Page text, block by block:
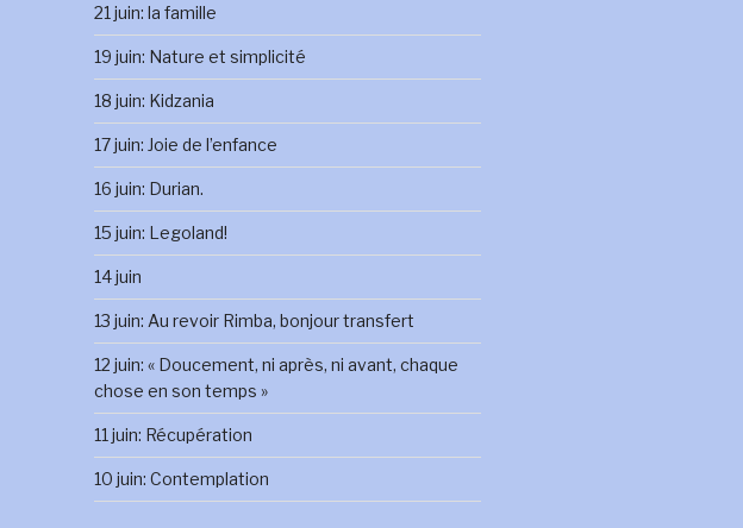
21 juin: la famille
19 juin: Nature et simplicité
18 juin: Kidzania
17 juin: Joie de l’enfance
16 juin: Durian.
15 juin: Legoland!
14 juin
13 juin: Au revoir Rimba, bonjour transfert
12 juin: « Doucement, ni après, ni avant, chaque
chose en son temps »
11 juin: Récupération
10 juin: Contemplation